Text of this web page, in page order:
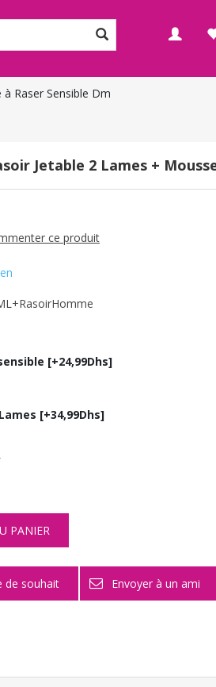
Raser Sensible Dm
Jetable 2 Lames +
ce produit
[+24,99Dhs]
[+34,99Dhs]